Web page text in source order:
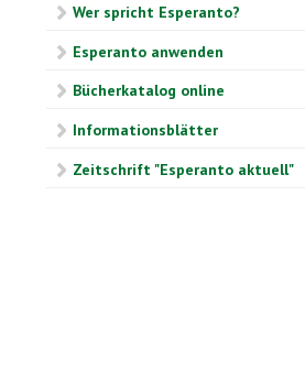
Wer spricht Esperanto?
Esperanto anwenden
Bücherkatalog online
Informationsblätter
Zeitschrift "Esperanto aktuell"